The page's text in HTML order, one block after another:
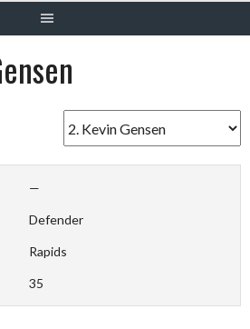
—
Defender
Rapids
35